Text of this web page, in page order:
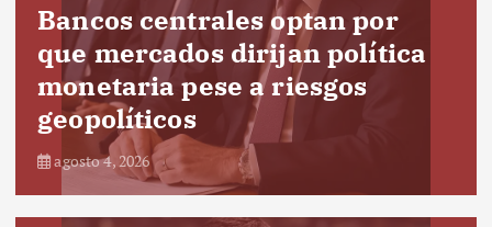
Bancos centrales optan por
que mercados dirijan política
monetaria pese a riesgos
geopolíticos
agosto 4, 2026